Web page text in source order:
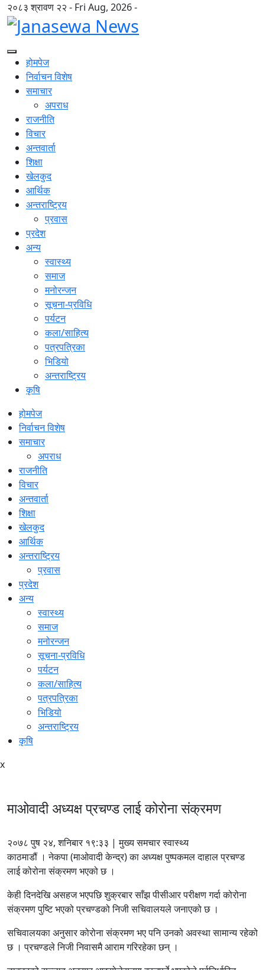
२०८३ श्रावण २२ - Fri Aug, 2026 -
होमपेज
निर्वाचन विशेष
समाचार
अपराध
राजनीति
विचार
अन्तवार्ता
शिक्षा
खेलकुद
आर्थिक
अन्तराष्ट्रिय
प्रवास
प्रदेश
अन्य
स्वास्थ्य
समाज
मनोरन्जन
सूचना-प्रविधि
पर्यटन
कला/साहित्य
पत्रपत्रिका
भिडियो
अन्तराष्ट्रिय
कृषि
होमपेज
निर्वाचन विशेष
समाचार
अपराध
राजनीति
विचार
अन्तवार्ता
शिक्षा
खेलकुद
आर्थिक
अन्तराष्ट्रिय
प्रवास
प्रदेश
अन्य
स्वास्थ्य
समाज
मनोरन्जन
सूचना-प्रविधि
पर्यटन
कला/साहित्य
पत्रपत्रिका
भिडियो
अन्तराष्ट्रिय
कृषि
x
माओवादी अध्यक्ष प्रचण्ड लाई कोरोना संक्रमण
२०७८ पुष २४, शनिबार १९:३३ | मुख्य समचार स्वास्थ्य
काठमाडौं । नेकपा (माओवादी केन्द्र) का अध्यक्ष पुष्पकमल दाहाल प्रचण्ड
लाई कोरोना संक्रमण भएको छ ।
केही दिनदेखि असहज भएपछि शुक्रबार साँझ पीसीआर परीक्षण गर्दा कोरोना
संक्रमण पुष्टि भएको प्रचण्डको निजी सचिवालयले जनाएको छ ।
सचिवालयका अनुसार कोरोना संक्रमण भए पनि उनको अवस्था सामान्य रहेको
छ । प्रचण्डले निजी निवासमै आराम गरिरहेका छन् ।